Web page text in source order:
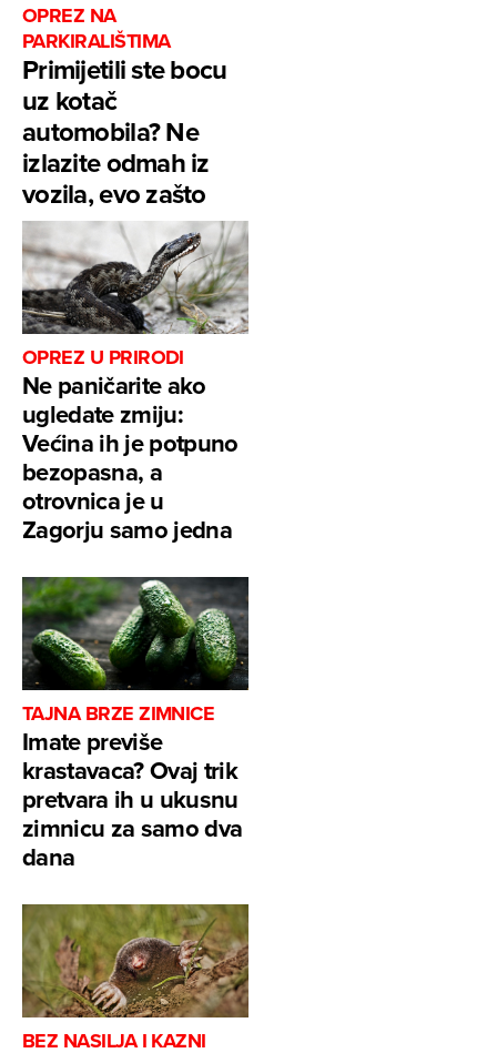
OPREZ NA
PARKIRALIŠTIMA
Primijetili ste bocu
uz kotač
automobila? Ne
izlazite odmah iz
vozila, evo zašto
OPREZ U PRIRODI
Ne paničarite ako
ugledate zmiju:
Većina ih je potpuno
bezopasna, a
otrovnica je u
Zagorju samo jedna
TAJNA BRZE ZIMNICE
Imate previše
krastavaca? Ovaj trik
pretvara ih u ukusnu
zimnicu za samo dva
dana
BEZ NASILJA I KAZNI